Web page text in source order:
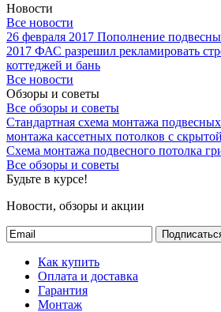
Новости
Все новости
26 февраля 2017 Пополнение
2017 ФАС разрешил рекламировать
коттеджей и бань
Все новости
Обзоры и советы
Все обзоры и советы
Стандартная схема монтажа
монтажа кассетных потолков с
Схема монтажа подвесного потолка
Все обзоры и советы
Будьте в курсе!
Новости, обзоры и акции
Как купить
Оплата и доставка
Гарантия
Монтаж